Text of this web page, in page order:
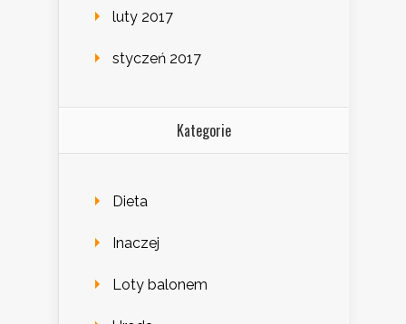
luty 2017
styczeń 2017
Kategorie
Dieta
Inaczej
Loty balonem